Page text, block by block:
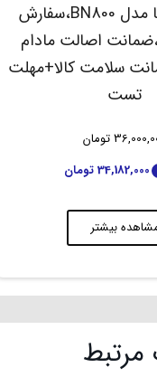
غذاساز نینجا مدل BN800،سفارش
اصالت مادام
سلامت کالا+مهلت
تست
تومان
34,182,000 تومان
بیشتر